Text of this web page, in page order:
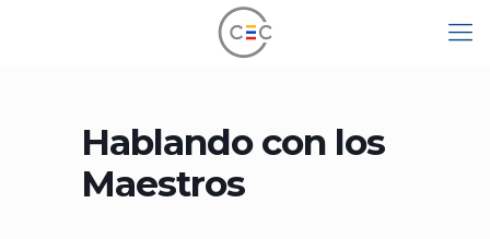
Hablando con los
Maestros